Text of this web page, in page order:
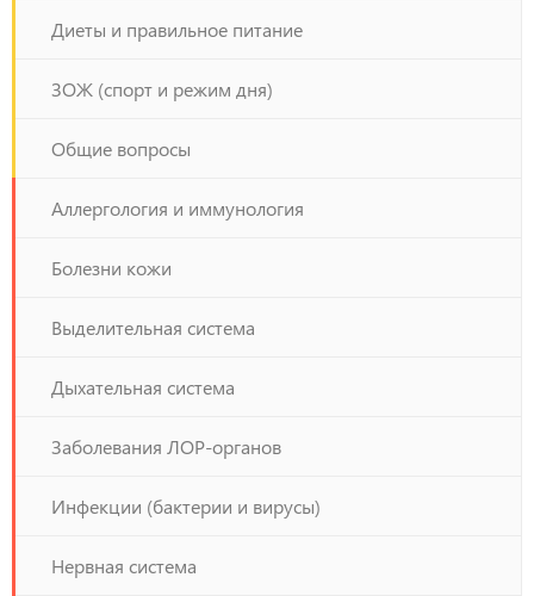
Диеты и правильное питание
ЗОЖ (спорт и режим дня)
Общие вопросы
Аллергология и иммунология
Болезни кожи
Выделительная система
Дыхательная система
Заболевания ЛОР-органов
Инфекции (бактерии и вирусы)
Нервная система